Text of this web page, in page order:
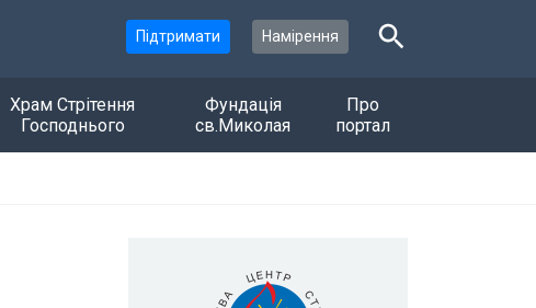
Підтримати Намірення
Храм Стрітення
Господнього
Фундація
св.Миколая
Про
портал